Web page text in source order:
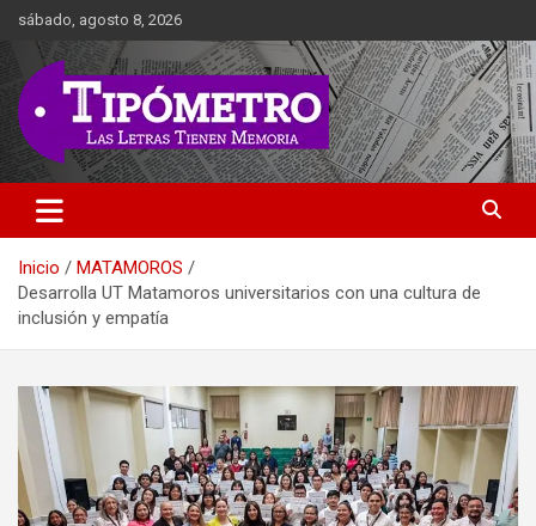
Saltar
contenido
sábado, agosto 8, 2026
Tipometro
Las Letras Tienen Memoria
Inicio
MATAMOROS
Desarrolla UT Matamoros universitarios con una cultura de
inclusión y empatía